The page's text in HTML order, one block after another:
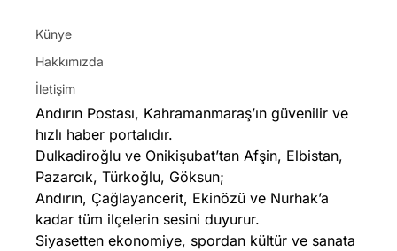
Künye
Hakkımızda
İletişim
Andırın Postası, Kahramanmaraş’ın güvenilir ve
hızlı haber portalıdır.
Dulkadiroğlu ve Onikişubat’tan Afşin, Elbistan,
Pazarcık, Türkoğlu, Göksun;
Andırın, Çağlayancerit, Ekinözü ve Nurhak’a
kadar tüm ilçelerin sesini duyurur.
Siyasetten ekonomiye, spordan kültür ve sanata